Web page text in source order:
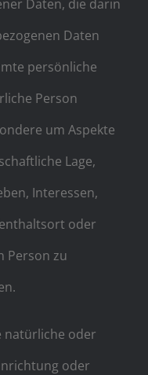
Daten, die darin
Daten
persönliche
Person
um Aspekte
Lage,
Interessen,
oder
Person zu
natürliche oder
oder